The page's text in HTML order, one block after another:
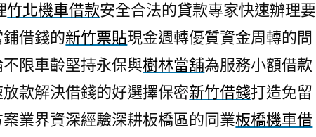
竹北機車借款安全合法的貸款專家快速辦理要
借錢的新竹票貼現金週轉優質資金周轉的問
限車齡堅持永保與樹林當舖為服務小額借款
款解決借錢的好選擇保密新竹借錢打造免留
業界資深經驗深耕板橋區的同業板橋機車借